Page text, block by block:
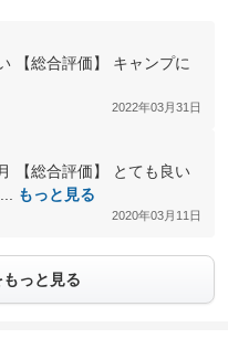
【総合評価】 キャンプに
2022年03月31日
【総合評価】 とても良い
もっと見る
2020年03月11日
っと見る